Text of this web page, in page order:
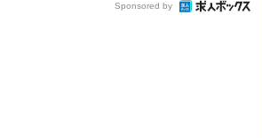
Sponsored by